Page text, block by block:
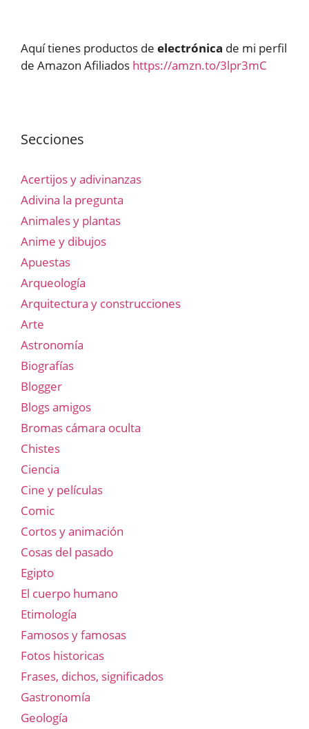
Aquí tienes productos de electrónica de mi perfil
de Amazon Afiliados https://amzn.to/3lpr3mC
Secciones
Acertijos y adivinanzas
Adivina la pregunta
Animales y plantas
Anime y dibujos
Apuestas
Arqueología
Arquitectura y construcciones
Arte
Astronomía
Biografías
Blogger
Blogs amigos
Bromas cámara oculta
Chistes
Ciencia
Cine y películas
Comic
Cortos y animación
Cosas del pasado
Egipto
El cuerpo humano
Etimología
Famosos y famosas
Fotos historicas
Frases, dichos, significados
Gastronomía
Geología